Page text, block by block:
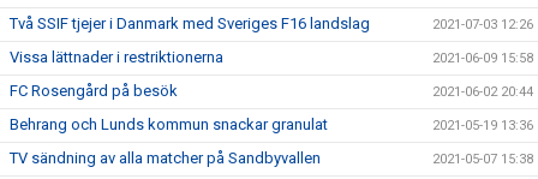
Två SSIF tjejer i Danmark med Sveriges F16 landslag 2021-07-03 12:26
Vissa lättnader i restriktionerna 2021-06-09 15:58
FC Rosengård på besök 2021-06-02 20:44
Behrang och Lunds kommun snackar granulat 2021-05-19 13:36
TV sändning av alla matcher på Sandbyvallen 2021-05-07 15:38